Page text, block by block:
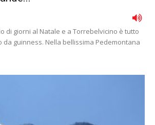
di giorni al Natale e a Torrebelvicino è tutto
guinness. Nella bellissima Pedemontana